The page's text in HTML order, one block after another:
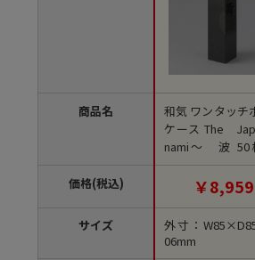
商品名
価格(税込)
サイズ
和気 ワンタッチ
ケース The
nami～ 波 50
（ご注文単位
【直送品】￥8,959
外寸：
06mm